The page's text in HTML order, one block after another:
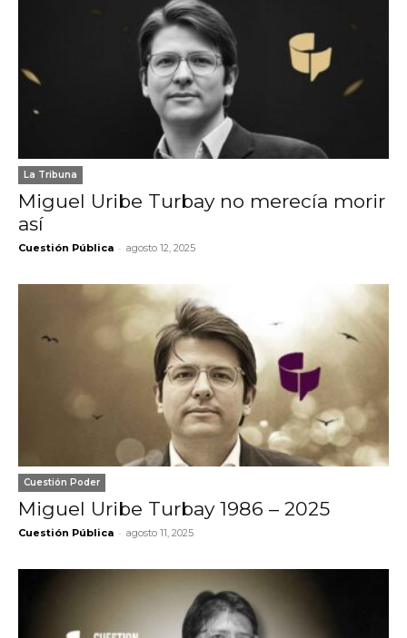
La Tribuna
Miguel Uribe Turbay no merecía morir
así
Cuestión Pública - agosto 12, 2025
Cuestión Poder
Miguel Uribe Turbay 1986 – 2025
Cuestión Pública - agosto 11, 2025